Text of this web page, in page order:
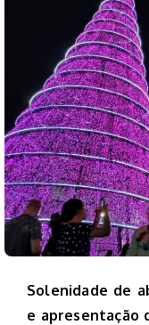
Solenidade de
e apresentação